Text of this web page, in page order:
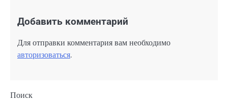
Добавить комментарий
Для отправки комментария вам необходимо
авторизоваться.
Поиск